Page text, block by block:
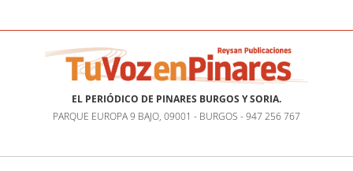
EL PERIÓDICO DE PINARES BURGOS Y SORIA.
PARQUE EUROPA 9 BAJO, 09001 - BURGOS - 947 256 767